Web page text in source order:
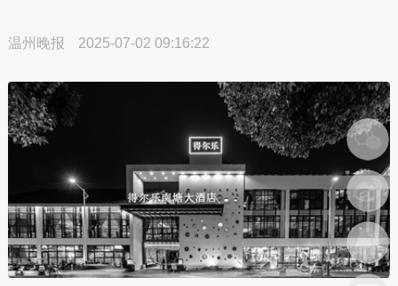
温州晚报 2025-07-02 09:16:22